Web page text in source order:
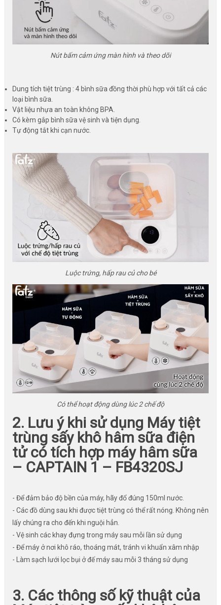
Nút bấm cảm ứng màn hình và theo dõi
Dung tích tiệt trùng : 4 bình sữa đồng thời phù hợp với tất cả các
loại bình sữa.
Vật liệu nhựa an toàn không BPA.
Có kèm gắp bình sữa vệ sinh và tiện dụng.
Tự động tắt khi cạn nước.
Luộc trứng, hấp rau củ cho bé
Có thể hoạt động dùng lúc 2 chế độ
2. Lưu ý khi sử dụng Máy tiệt
trùng sấy khô hâm sữa điện
tử có tích hợp máy hâm sữa
– CAPTAIN 1 – FB4320SJ
- Để đảm bảo độ bền của máy, hãy đổ đúng 150ml nước.
- Các đồ dùng sau khi được tiệt trùng có thể rất nóng. Không nên
lấy chúng ra cho đến khi nguội hẳn.
- Vệ sinh các khay đựng trong máy sau mỗi lần sử dụng
- Để máy ở nơi khô ráo, thoáng mát, tránh vi khuẩn xâm nhập
- Làm sạch lưới lọc bụi ở đế máy sau mỗi 3 tháng sử dụng
3. Các thông số kỹ thuật của